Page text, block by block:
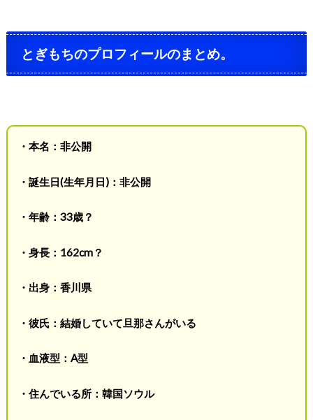
とぎもちのプロフィールのまとめ。
・本名：非公開
・誕生日(生年月日)：非公開
・年齢：33歳？
・身長：162cm？
・出身：香川県
・彼氏：結婚していて旦那さんがいる
・血液型：A型
・住んでいる所：韓国ソウル